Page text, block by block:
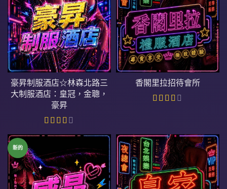
豪昇制服酒店☆林森北路三
大制服酒店：皇冠，金聰，
豪昇
香閣里拉招待會所
新的